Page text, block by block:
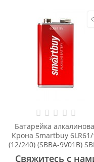
Батарейка
Крона Smartbuy
(12/240) (SBBA-9V01B) SBBA-
Свяжитесь с